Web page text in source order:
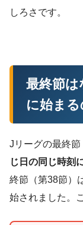
しろさです。
最終節は
に始ま
Jリーグの最終
じ日の同じ時刻
終節（第38節）
始されました。